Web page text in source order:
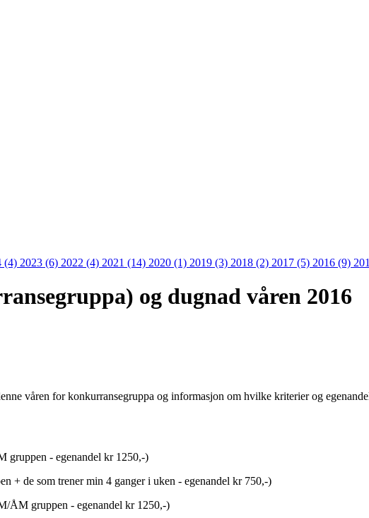
(4) 2023 (6) 2022 (4) 2021 (14) 2020 (1) 2019 (3) 2018 (2) 2017 (5) 2016 (9)
og dugnad våren 2016
våren for konkurransegruppa og informasjon om hvilke kriterier og
gruppen - egenandel kr 1250,-)
+ de som trener min 4 ganger i uken - egenandel kr 750,-)
ÅM gruppen - egenandel kr 1250,-)